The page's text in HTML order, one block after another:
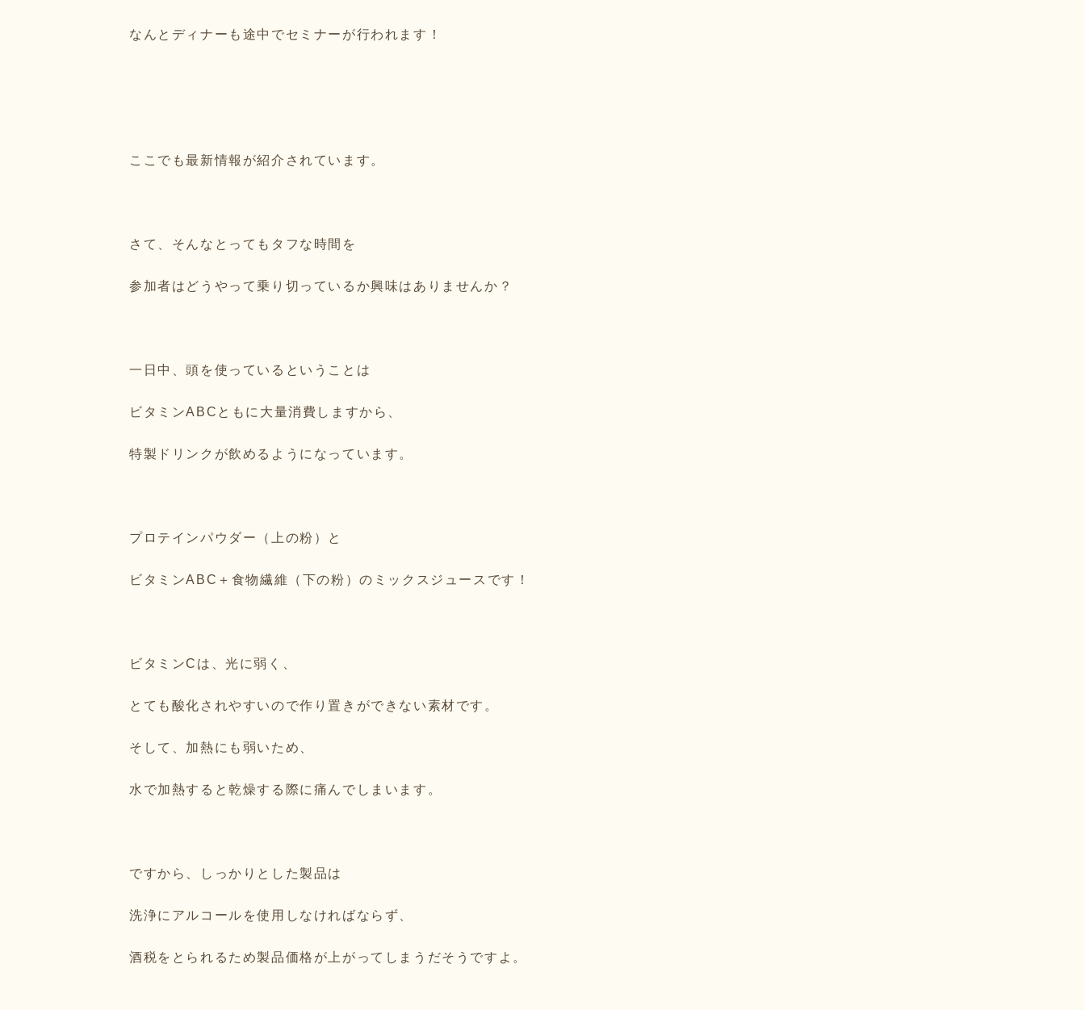
なんとディナーも途中でセミナーが行われます！
ここでも最新情報が紹介されています。
さて、そんなとってもタフな時間を
参加者はどうやって乗り切っているか興味はありませんか？
一日中、頭を使っているということは
ビタミンABCともに大量消費しますから、
特製ドリンクが飲めるようになっています。
プロテインパウダー（上の粉）と
ビタミンABC＋食物繊維（下の粉）のミックスジュースです！
ビタミンCは、光に弱く、
とても酸化されやすいので作り置きができない素材です。
そして、加熱にも弱いため、
水で加熱すると乾燥する際に痛んでしまいます。
ですから、しっかりとした製品は
洗浄にアルコールを使用しなければならず、
酒税をとられるため製品価格が上がってしまうだそうですよ。